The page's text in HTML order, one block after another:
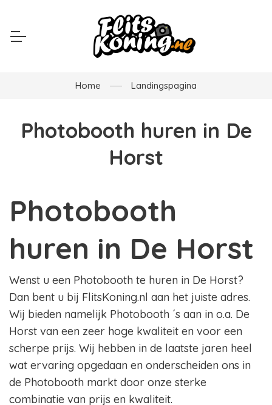
Home Landingspagina
Photobooth huren in De
Horst
Photobooth
huren in De Horst
Wenst u een Photobooth te huren in De Horst?
Dan bent u bij FlitsKoning.nl aan het juiste adres.
Wij bieden namelijk Photobooth ´s aan in o.a. De
Horst van een zeer hoge kwaliteit en voor een
scherpe prijs. Wij hebben in de laatste jaren heel
wat ervaring opgedaan en onderscheiden ons in
de Photobooth markt door onze sterke
combinatie van prijs en kwaliteit.